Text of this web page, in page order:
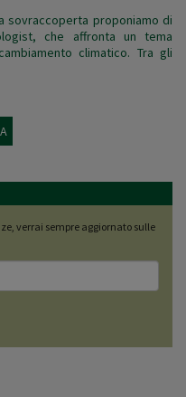
sovraccoperta proponiamo di
che affronta un tema
climatico. Tra gli
verrai sempre aggiornato sulle